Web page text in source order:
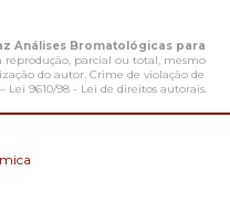
Análises Bromatológicas para
reprodução, parcial ou total, mesmo
do autor. Crime de violação de
Lei 9610/98 - Lei de direitos autorais.